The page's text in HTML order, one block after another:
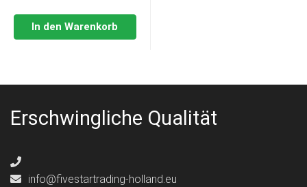
In den Warenkorb
Erschwingliche Qualität
info@fivestartrading-holland.eu